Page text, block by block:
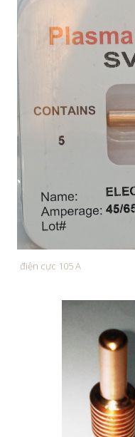
điện cực 105 A